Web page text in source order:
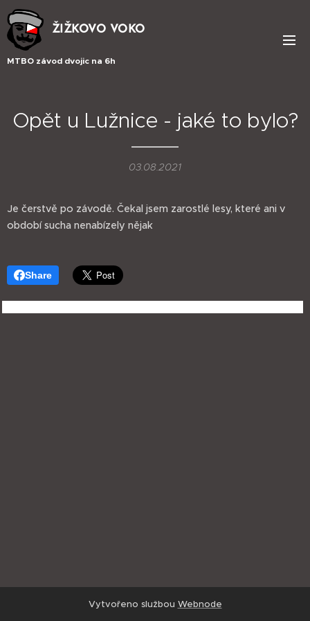
ŽIŽKOVO VOKO
MTBO závod dvojic na 6h
Opět u Lužnice - jaké to bylo?
03.08.2021
Je čerstvě po závodě. Čekal jsem zarostlé lesy, které ani v
období sucha nenabízely nějak
Share
Vytvořeno službou Webnode